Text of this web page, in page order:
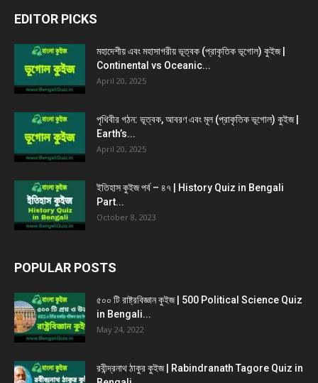
EDITOR PICKS
মহাদেশীয় এবং মহাসাগরীয় ভূত্বক (প্রাকৃতিক ভূগোল) কুইজ |
Continental vs Oceanic...
April 20, 2025
পৃথিবীর গঠন: ভূত্বক, আবরণ এবং মূল (প্রাকৃতিক ভূগোল) কুইজ |
Earth’s...
April 20, 2025
ইতিহাস কুইজ পর্ব – ৪৭ | History Quiz in Bengali
Part...
October 8, 2023
POPULAR POSTS
৫০০ টি রাষ্ট্রবিজ্ঞান কুইজ | 500 Political Science Quiz
in Bengali...
May 24, 2022
রবীন্দ্রনাথ ঠাকুর কুইজ | Rabindranath Tagore Quiz in